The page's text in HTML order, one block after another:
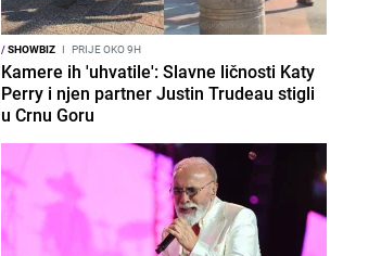
/SHOWBIZ I PRIJE OKO 9H
Kamere ih 'uhvatile': Slavne ličnosti Katy
Perry i njen partner Justin Trudeau stigli
u Crnu Goru